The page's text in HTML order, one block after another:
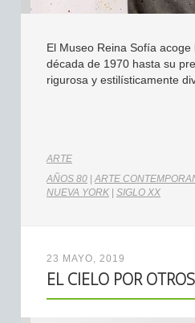
El Museo Reina Sofía
década de 1970 hasta su
rigurosa y estilísticamente
ARTE
AÑOS 80 |ARTE
NUEVA YORK
SIGLO XX
23 MAYO, 2019
EL CIELO POR